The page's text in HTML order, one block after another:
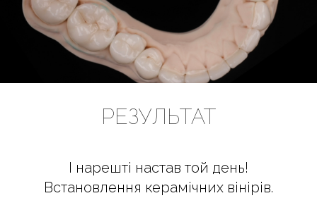
РЕЗУЛЬТАТ
І нарешті настав той день!
Встановлення керамічних вінірів.